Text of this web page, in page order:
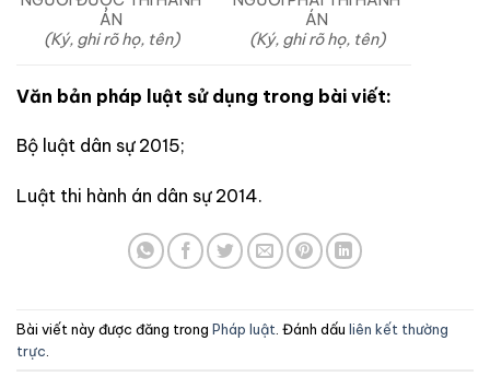
ÁN
(Ký, ghi rõ họ, tên)
ÁN
(Ký, ghi rõ họ, tên)
Văn bản pháp luật sử dụng trong bài viết:
Bộ luật dân sự 2015;
Luật thi hành án dân sự 2014.
Bài viết này được đăng trong Pháp luật . Đánh dấu liên kết thường
trực